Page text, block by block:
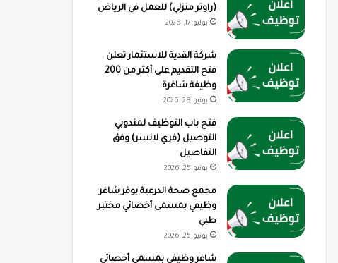
(راوتر منزلي) للعمل في الرياض
يوليو 17, 2026
شركة القدية للاستثمار تعلن
فتح التقديم على أكثر من 200
وظيفة شاغرة
يونيو 28, 2026
فتح باب التوظيف لمندوبي
التوصيل (فري لانسر) وفق
التفاصيل
يونيو 25, 2026
مجمع صحة الدرعية يوفر شاغر
وظيفي بمسمى أخصائي مختبر
طبي
يونيو 25, 2026
شاغر وظيفي بمسمى أخصائي